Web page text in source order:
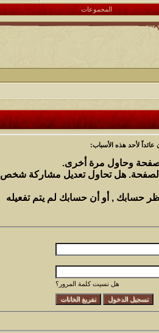
المجموعات
لأحد هذه الأسباب:
وحاول مرة أخرى.
الصفحة. هل تحاول تعديل مشاركة شخص
حسابك , أو أن حسابك لم يتم تفعيله
هل نسيت كلمة المرور؟